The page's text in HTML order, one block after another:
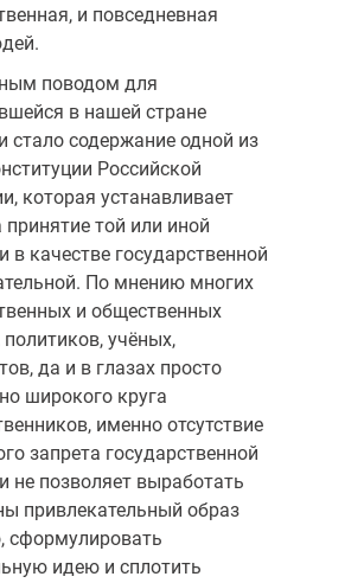
и повседневная
поводом для
в нашей стране
стало содержание одной из
Российской
которая устанавливает
принятие той или иной
в качестве государственной
По мнению многих
и общественных
политиков, учёных,
да и в глазах просто
широкого круга
именно отсутствие
запрета государственной
не позволяет выработать
привлекательный образ
сформулировать
идею и сплотить